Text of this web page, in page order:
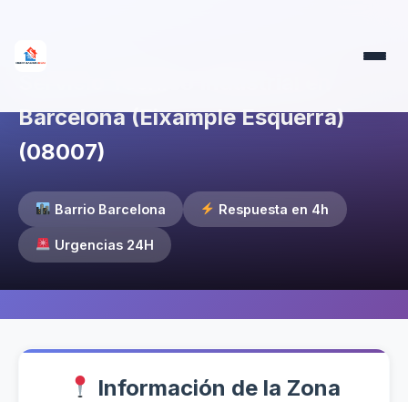
Barcelona (Eixample Esquerra)
(08007)
Barrio Barcelona Respuesta en 4h
Urgencias 24H
Información de la Zona